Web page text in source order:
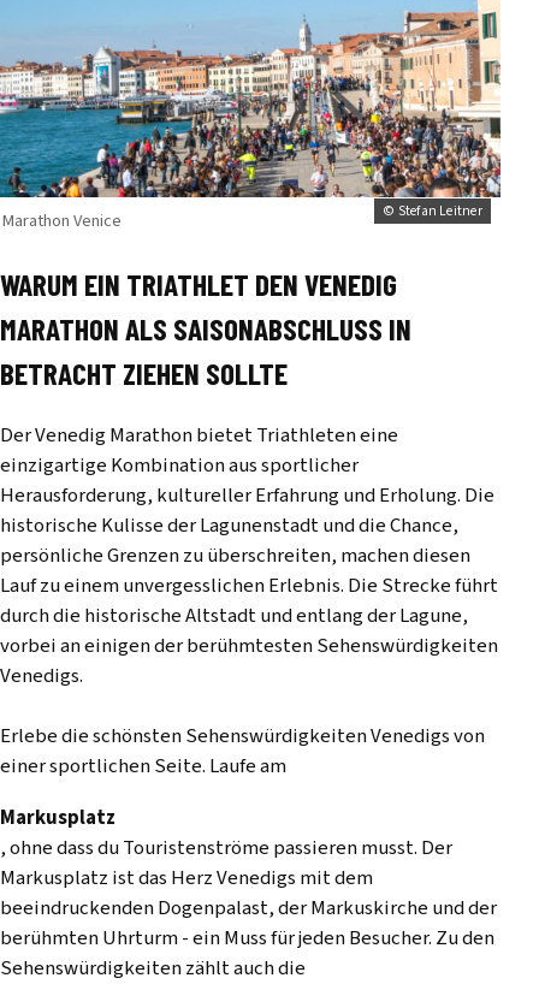
© Stefan Leitner
Marathon Venice
WARUM EIN TRIATHLET DEN VENEDIG
MARATHON ALS SAISONABSCHLUSS IN
BETRACHT ZIEHEN SOLLTE
Der Venedig Marathon bietet Triathleten eine
einzigartige Kombination aus sportlicher
Herausforderung, kultureller Erfahrung und Erholung. Die
historische Kulisse der Lagunenstadt und die Chance,
persönliche Grenzen zu überschreiten, machen diesen
Lauf zu einem unvergesslichen Erlebnis. Die Strecke führt
durch die historische Altstadt und entlang der Lagune,
vorbei an einigen der berühmtesten Sehenswürdigkeiten
Venedigs.
Erlebe die schönsten Sehenswürdigkeiten Venedigs von
einer sportlichen Seite. Laufe am
Markusplatz
, ohne dass du Touristenströme passieren musst. Der
Markusplatz ist das Herz Venedigs mit dem
beeindruckenden Dogenpalast, der Markuskirche und der
berühmten Uhrturm - ein Muss für jeden Besucher. Zu den
Sehenswürdigkeiten zählt auch die